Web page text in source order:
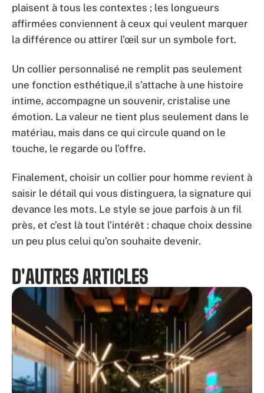
plaisent à tous les contextes ; les longueurs
affirmées conviennent à ceux qui veulent marquer
la différence ou attirer l’œil sur un symbole fort.
Un collier personnalisé ne remplit pas seulement
une fonction esthétique,il s’attache à une histoire
intime, accompagne un souvenir, cristalise une
émotion. La valeur ne tient plus seulement dans le
matériau, mais dans ce qui circule quand on le
touche, le regarde ou l’offre.
Finalement, choisir un collier pour homme revient à
saisir le détail qui vous distinguera, la signature qui
devance les mots. Le style se joue parfois à un fil
près, et c’est là tout l’intérêt : chaque choix dessine
un peu plus celui qu’on souhaite devenir.
D'AUTRES ARTICLES